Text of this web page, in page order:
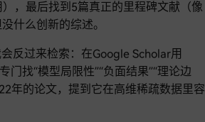
，最后找到5篇真正的里程碑文献（像
什么创新的综述。
反过来检索：在Google Scholar用
门找“模型局限性”“负面结果”“理论边
年的论文，提到它在高维稀疏数据里容